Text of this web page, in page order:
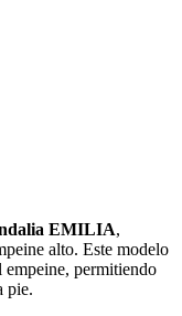
EMILIA,
alto. Este modelo
empeine, permitiendo
pie.